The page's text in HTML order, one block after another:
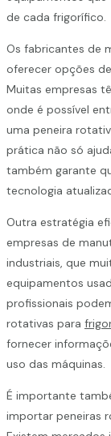
de cada frigorífico.
Os fabricantes de
oferecer opções
Muitas empresas
onde é possível
uma peneira
prática não só
também garante
tecnologia
Outra estratégia
empresas de
industriais, que
equipamentos
profissionais
rotativas para
fornecer
uso das máquinas.
É importante
importar peneiras